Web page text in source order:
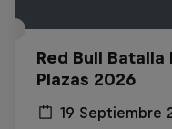
Red Bull Batalla
Plazas 2026
19 Septiembre